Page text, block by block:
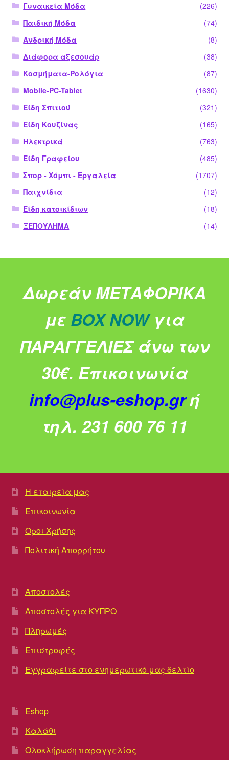
Γυναικεία Μόδα
(226)
Παιδική Μόδα
(74)
Ανδρική Μόδα
(8)
Διάφορα αξεσουάρ
(38)
Κοσμήματα-Ρολόγια
(87)
Mobile-PC-Tablet
(1630)
Είδη Σπιτιού
(321)
Είδη Κουζίνας
(165)
Ηλεκτρικά
(763)
Είδη Γραφείου
(485)
Σπορ - Χόμπι - Εργαλεία
(1707)
Παιχνίδια
(12)
Είδη κατοικίδιων
(18)
ΞΕΠΟΥΛΗΜΑ
(14)
Δωρεάν ΜΕΤΑΦΟΡΙΚΑ
με BOX NOW για
ΠΑΡΑΓΓΕΛΙΕΣ άνω των
30€. Επικοινωνία
info@plus-eshop.grή
τηλ. 231 600 76 11
Η εταιρεία μας
Επικοινωνία
Όροι Χρήσης
Πολιτική Απορρήτου
Αποστολές
Αποστολές για ΚΥΠΡΟ
Πληρωμές
Επιστροφές
Εγγραφείτε στο ενημερωτικό μας δελτίο
Eshop
Καλάθι
Ολοκλήρωση παραγγελίας